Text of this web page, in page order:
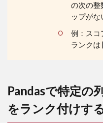
の次の整
ップがな
例：スコ
ランクは
Pandasで特定の
をランク付けす